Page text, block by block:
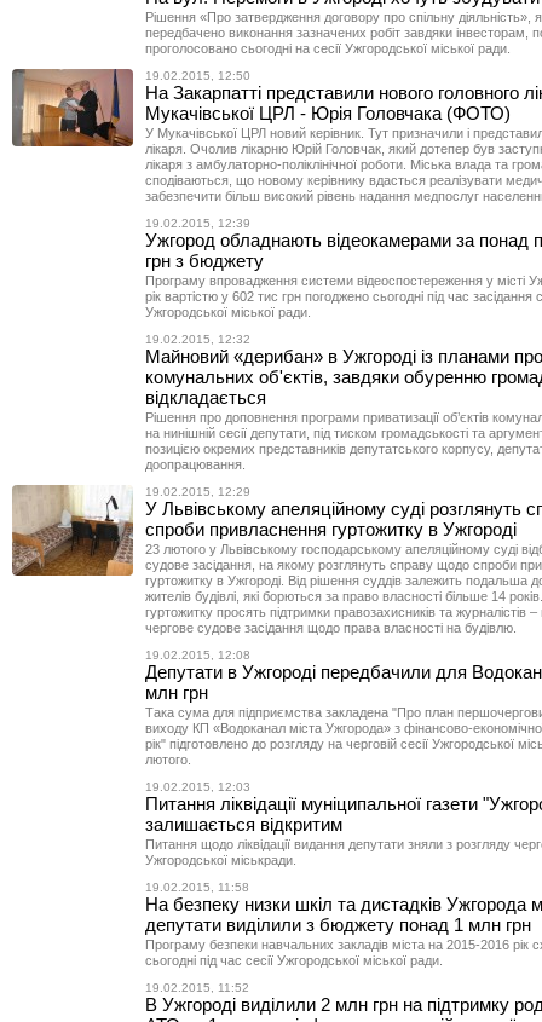
Рішення «Про затвердження договору про спільну діяльність»,
передбачено виконання зазначених робіт завдяки інвесторам,
проголосовано сьогодні на сесії Ужгородської міської ради.
19.02.2015, 12:50
На Закарпатті представили нового головного
Мукачівської ЦРЛ - Юрія Головчака (ФОТО)
У Мукачівської ЦРЛ новий керівник. Тут призначили і
лікаря. Очолив лікарню Юрій Головчак, який дотепер був
лікаря з амбулаторно-поліклінічної роботи. Міська влада та
сподіваються, що новому керівнику вдасться реалізувати
забезпечити більш високий рівень надання медпослуг
19.02.2015, 12:39
Ужгород обладнають відеокамерами за понад
грн з бюджету
Програму впровадження системи відеоспостереження у місті
рік вартістю у 602 тис грн погоджено сьогодні під час засідання
Ужгородської міської ради.
19.02.2015, 12:32
Майновий «дерибан» в Ужгороді із планами
комунальних об'єктів, завдяки обуренню
відкладається
Рішення про доповнення програми приватизації об’єктів
на нинішній сесії депутати, під тиском громадськості та
позицією окремих представників депутатського корпусу,
доопрацювання.
19.02.2015, 12:29
У Львівському апеляційному суді розглянуть
спроби привласнення гуртожитку в Ужгороді
23 лютого у Львівському господарському апеляційному суді
судове засідання, на якому розглянуть справу щодо спроби
гуртожитку в Ужгороді. Від рішення суддів залежить подальша
жителів будівлі, які борються за право власності більше 14
гуртожитку просять підтримки правозахисників та журналістів
чергове судове засідання щодо права власності на будівлю.
19.02.2015, 12:08
Депутати в Ужгороді передбачили для
млн грн
Така сума для підприємства закладена "Про план
виходу КП «Водоканал міста Ужгорода» з фінансово-
рік" підготовлено до розгляду на черговій сесії Ужгородської
лютого.
19.02.2015, 12:03
Питання ліквідації муніципальної газети
залишається відкритим
Питання щодо ліквідації видання депутати зняли з розгляду
Ужгородської міськради.
19.02.2015, 11:58
На безпеку низки шкіл та дистадків Ужгорода
депутати виділили з бюджету понад 1 млн грн
Програму безпеки навчальних закладів міста на 2015-2016 рік
сьогодні під час сесії Ужгородської міської ради.
19.02.2015, 11:52
В Ужгороді виділили 2 млн грн на підтримку